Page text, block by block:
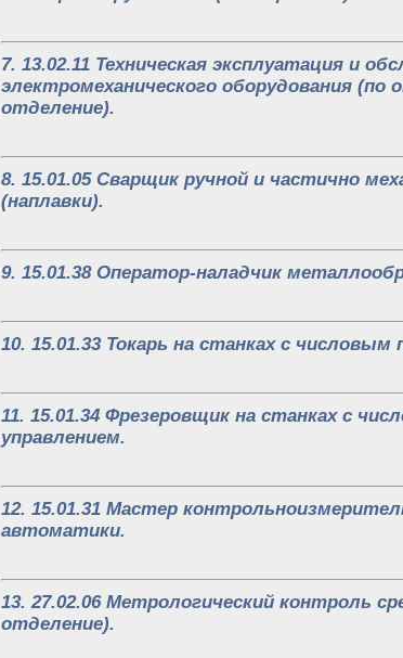
7. 13.02.11 Техническая эксплуатация и
электромеханического оборудования (по
отделение).
8. 15.01.05 Сварщик ручной и частично
(наплавки).
9. 15.01.38 Оператор-наладчик
10. 15.01.33 Токарь на станках с
11. 15.01.34 Фрезеровщик на станках с
управлением.
12. 15.01.31 Мастер
автоматики.
13. 27.02.06 Метрологический контроль
отделение).